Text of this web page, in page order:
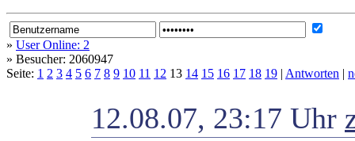
» User Online: 2
» Besucher: 2060947
Seite: 1 2 3 4 5 6 7 8 9 10 11 12 13 14 15 16 17 18 19 | Antworten |
12.08.07, 23:17 Uhr